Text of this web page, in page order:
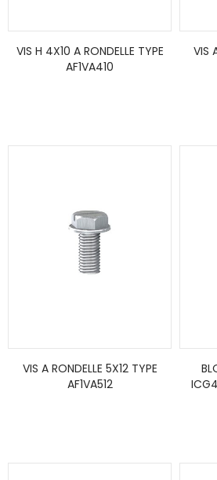
VIS H 4X10 A RONDELLE TYPE
AF1VA410
VIS
VIS A RONDELLE 5X12 TYPE
AF1VA512